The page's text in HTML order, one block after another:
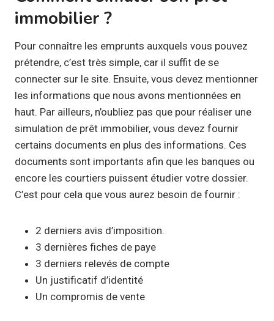
immobilier ?
Pour connaître les emprunts auxquels vous pouvez
prétendre, c’est très simple, car il suffit de se
connecter sur le site. Ensuite, vous devez mentionner
les informations que nous avons mentionnées en
haut. Par ailleurs, n’oubliez pas que pour réaliser une
simulation de prêt immobilier, vous devez fournir
certains documents en plus des informations. Ces
documents sont importants afin que les banques ou
encore les courtiers puissent étudier votre dossier.
C’est pour cela que vous aurez besoin de fournir :
2 derniers avis d’imposition.
3 dernières fiches de paye
3 derniers relevés de compte
Un justificatif d’identité
Un compromis de vente